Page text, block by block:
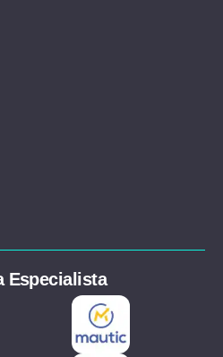
Especialista